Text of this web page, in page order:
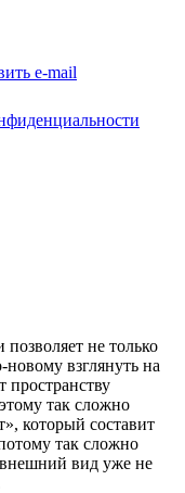
e-mail
не только
взглянуть на
пространству
так сложно
который составит
так сложно
внешний вид уже не